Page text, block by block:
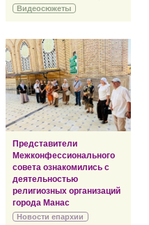
Видеосюжеты
Представители
Межконфессионального
совета ознакомились с
деятельностью
религиозных организаций
города Манас
Новости епархии